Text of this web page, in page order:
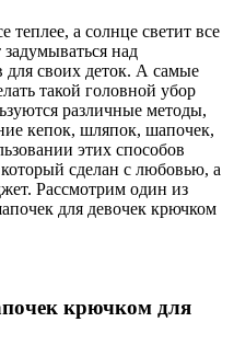
теплее, а солнце светит все
над
своих деток. А самые
такой головной убор
различные методы,
кепок, шляпок, шапочек,
этих способов
сделан с любовью, а
Рассмотрим один из
для девочек крючком
крючком для